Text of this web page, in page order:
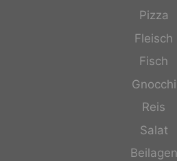
Pizza
Fleisch
Fisch
Gnocchi
Reis
Salat
Beilagen